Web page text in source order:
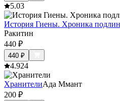
5.03
История Гиены. Хроника
Ракитин
440 ₽
440 ₽
4.924
ХранителиАда Ммант
200 ₽